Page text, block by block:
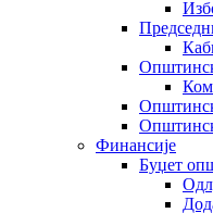
Финансије
Буџет